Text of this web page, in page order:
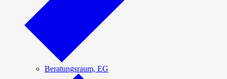
Beratungsraum, EG